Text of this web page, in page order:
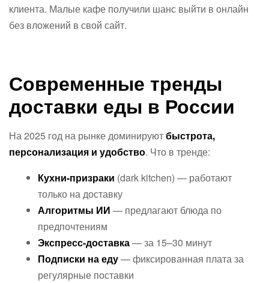
клиента. Малые кафе получили шанс выйти в онлайн
без вложений в свой сайт.
Современные тренды
доставки еды в России
На 2025 год на рынке доминируютбыстрота,
персонализация и удобство. Что в тренде:
Кухни-призраки (dark kitchen) — работают
только на доставку
Алгоритмы ИИ — предлагают блюда по
предпочтениям
Экспресс-доставка— за 15–30 минут
Подписки на еду— фиксированная плата за
регулярные поставки